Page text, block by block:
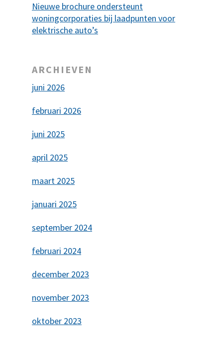
Nieuwe brochure ondersteunt
woningcorporaties bij laadpunten voor
elektrische auto’s
ARCHIEVEN
juni 2026
februari 2026
juni 2025
april 2025
maart 2025
januari 2025
september 2024
februari 2024
december 2023
november 2023
oktober 2023